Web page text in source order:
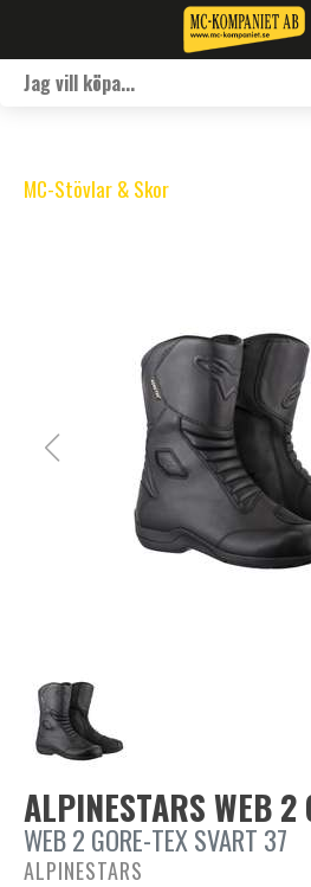
MC-Stövlar & Skor
ALPINESTARS WEB 2
WEB 2 GORE-TEX SVART 37
ALPINESTARS